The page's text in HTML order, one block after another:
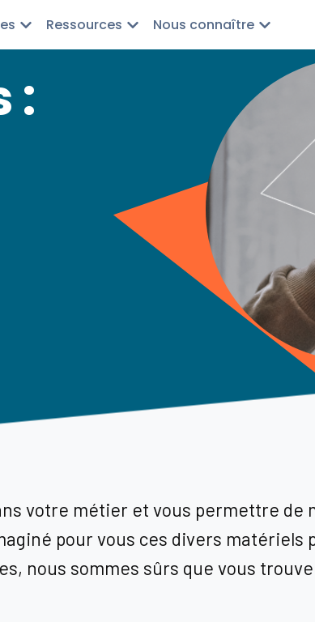
Ressources Nous connaître
:
votre métier et vous permettre de
pour vous ces divers matériels
nous sommes sûrs que vous